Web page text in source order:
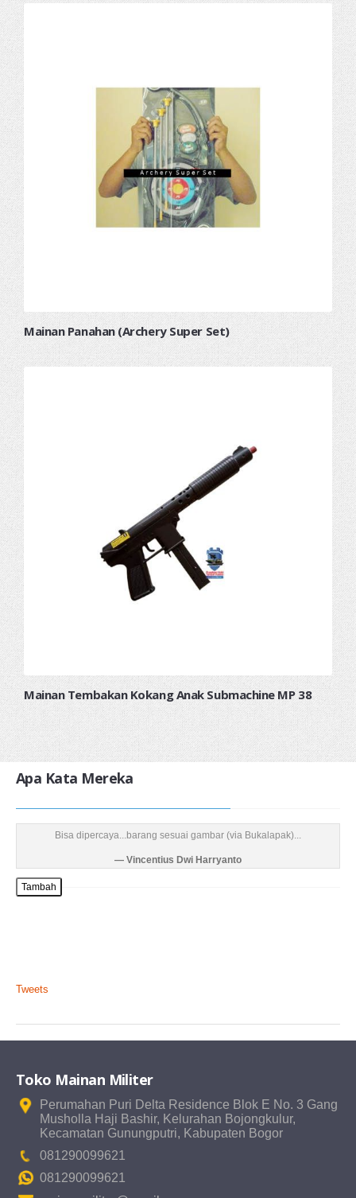
Mainan Panahan (Archery Super Set)
Mainan Tembakan Kokang Anak Submachine MP 38
Apa Kata Mereka
Bisa dipercaya...barang sesuai gambar (via Bukalapak)...
Vincentius Dwi Harryanto
Tambah
Tweets
Toko Mainan Militer
Perumahan Puri Delta Residence Blok E No. 3 Gang
Musholla Haji Bashir, Kelurahan Bojongkulur,
Kecamatan Gunungputri, Kabupaten Bogor
081290099621
081290099621